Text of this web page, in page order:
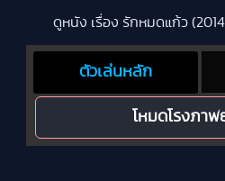
ดูหนัง เรื่อง รักหมดแก้ว
ตัวเล่นหลัก
โหมดโรงภา